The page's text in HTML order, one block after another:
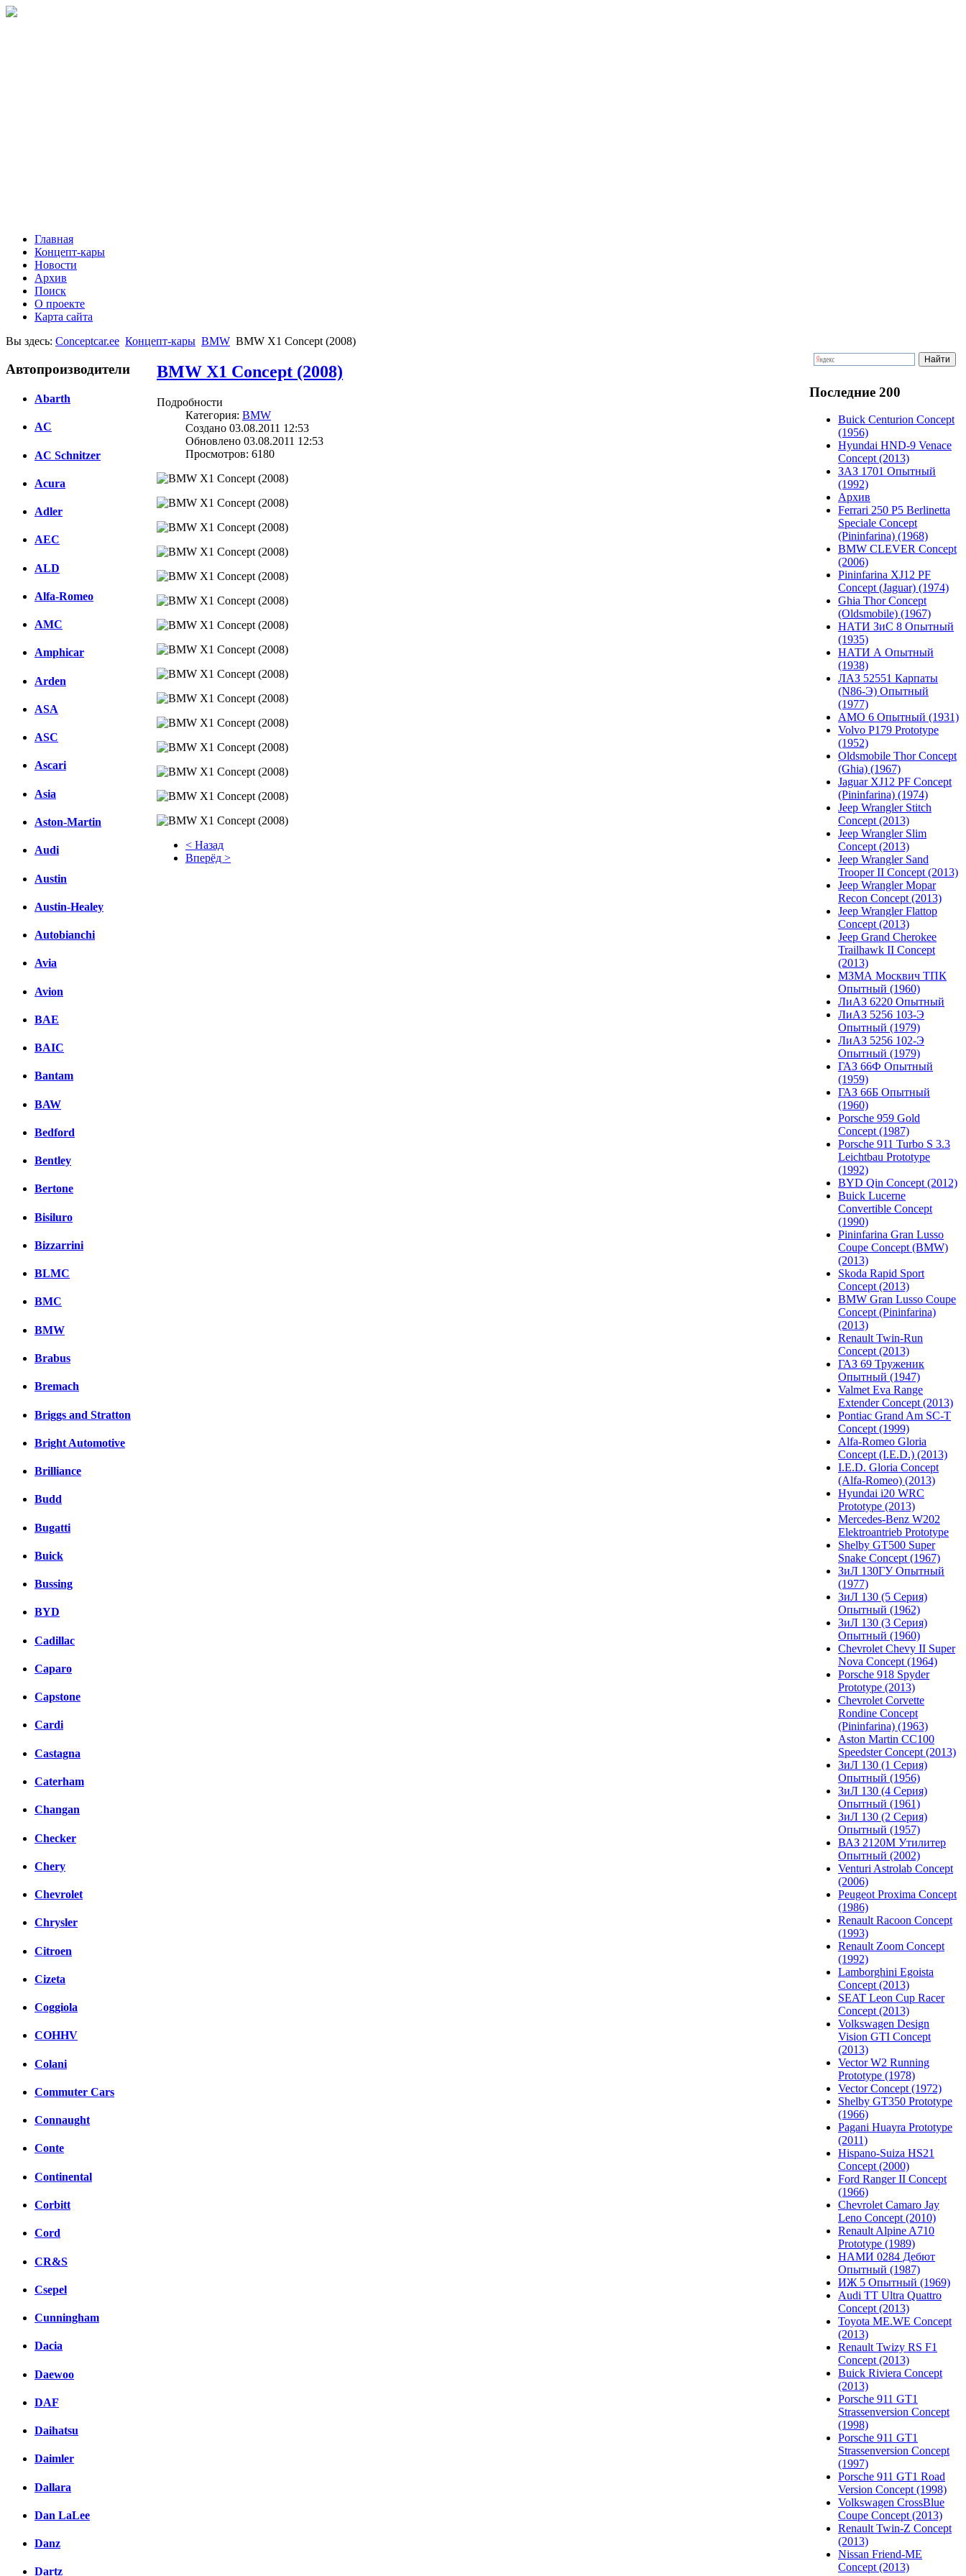
Главная
Концепт-кары
Новости
Архив
Поиск
О проекте
Карта сайта
Вы здесь: Conceptcar.ee Концепт-кары BMW BMW X1 Concept (2008)
Автопроизводители
Abarth
AC
AC Schnitzer
Acura
Adler
AEC
ALD
Alfa-Romeo
AMC
Amphicar
Arden
ASA
ASC
Ascari
Asia
Aston-Martin
Audi
Austin
Austin-Healey
Autobianchi
Avia
Avion
BAE
BAIC
Bantam
BAW
Bedford
Bentley
Bertone
Bisiluro
Bizzarrini
BLMC
BMC
BMW
Brabus
Bremach
Briggs and Stratton
Bright Automotive
Brilliance
Budd
Bugatti
Buick
Bussing
BYD
Cadillac
Caparo
Capstone
Cardi
Castagna
Caterham
Changan
Checker
Chery
Chevrolet
Chrysler
Citroen
Cizeta
Coggiola
COHHV
Colani
Commuter Cars
Connaught
Conte
Continental
Corbitt
Cord
CR&S
Csepel
Cunningham
Dacia
Daewoo
DAF
Daihatsu
Daimler
Dallara
Dan LaLee
Danz
Dartz
BMW X1 Concept (2008)
Подробности
Категория: BMW
Создано 03.08.2011 12:53
Обновлено 03.08.2011 12:53
Просмотров: 6180
< Назад
Вперёд >
Последние 200
Buick Centurion Concept
(1956)
Hyundai HND-9 Venace
Concept (2013)
ЗАЗ 1701 Опытный
(1992)
Архив
Ferrari 250 P5 Berlinetta
Speciale Concept
(Pininfarina) (1968)
BMW CLEVER Concept
(2006)
Pininfarina XJ12 PF
Concept (Jaguar) (1974)
Ghia Thor Concept
(Oldsmobile) (1967)
НАТИ ЗиС 8 Опытный
(1935)
НАТИ А Опытный
(1938)
ЛАЗ 52551 Карпаты
(N86-Э) Опытный
(1977)
АМО 6 Опытный (1931)
Volvo P179 Prototype
(1952)
Oldsmobile Thor Concept
(Ghia) (1967)
Jaguar XJ12 PF Concept
(Pininfarina) (1974)
Jeep Wrangler Stitch
Concept (2013)
Jeep Wrangler Slim
Concept (2013)
Jeep Wrangler Sand
Trooper II Concept (2013)
Jeep Wrangler Mopar
Recon Concept (2013)
Jeep Wrangler Flattop
Concept (2013)
Jeep Grand Cherokee
Trailhawk II Concept
(2013)
МЗМА Москвич ТПК
Опытный (1960)
ЛиАЗ 6220 Опытный
ЛиАЗ 5256 103-Э
Опытный (1979)
ЛиАЗ 5256 102-Э
Опытный (1979)
ГАЗ 66Ф Опытный
(1959)
ГАЗ 66Б Опытный
(1960)
Porsche 959 Gold
Concept (1987)
Porsche 911 Turbo S 3.3
Leichtbau Prototype
(1992)
BYD Qin Concept (2012)
Buick Lucerne
Convertible Concept
(1990)
Pininfarina Gran Lusso
Coupe Concept (BMW)
(2013)
Skoda Rapid Sport
Concept (2013)
BMW Gran Lusso Coupe
Concept (Pininfarina)
(2013)
Renault Twin-Run
Concept (2013)
ГАЗ 69 Труженик
Опытный (1947)
Valmet Eva Range
Extender Concept (2013)
Pontiac Grand Am SC-T
Concept (1999)
Alfa-Romeo Gloria
Concept (I.E.D.) (2013)
I.E.D. Gloria Concept
(Alfa-Romeo) (2013)
Hyundai i20 WRC
Prototype (2013)
Mercedes-Benz W202
Elektroantrieb Prototype
Shelby GT500 Super
Snake Concept (1967)
ЗиЛ 130ГУ Опытный
(1977)
ЗиЛ 130 (5 Серия)
Опытный (1962)
ЗиЛ 130 (3 Серия)
Опытный (1960)
Chevrolet Chevy II Super
Nova Concept (1964)
Porsche 918 Spyder
Prototype (2013)
Chevrolet Corvette
Rondine Concept
(Pininfarina) (1963)
Aston Martin CC100
Speedster Concept (2013)
ЗиЛ 130 (1 Серия)
Опытный (1956)
ЗиЛ 130 (4 Серия)
Опытный (1961)
ЗиЛ 130 (2 Серия)
Опытный (1957)
ВАЗ 2120М Утилитер
Опытный (2002)
Venturi Astrolab Concept
(2006)
Peugeot Proxima Concept
(1986)
Renault Racoon Concept
(1993)
Renault Zoom Concept
(1992)
Lamborghini Egoista
Concept (2013)
SEAT Leon Cup Racer
Concept (2013)
Volkswagen Design
Vision GTI Concept
(2013)
Vector W2 Running
Prototype (1978)
Vector Concept (1972)
Shelby GT350 Prototype
(1966)
Pagani Huayra Prototype
(2011)
Hispano-Suiza HS21
Concept (2000)
Ford Ranger II Concept
(1966)
Chevrolet Camaro Jay
Leno Concept (2010)
Renault Alpine A710
Prototype (1989)
НАМИ 0284 Дебют
Опытный (1987)
ИЖ 5 Опытный (1969)
Audi TT Ultra Quattro
Concept (2013)
Toyota ME.WE Concept
(2013)
Renault Twizy RS F1
Concept (2013)
Buick Riviera Concept
(2013)
Porsche 911 GT1
Strassenversion Concept
(1998)
Porsche 911 GT1
Strassenversion Concept
(1997)
Porsche 911 GT1 Road
Version Concept (1998)
Volkswagen CrossBlue
Coupe Concept (2013)
Renault Twin-Z Concept
(2013)
Nissan Friend-ME
Concept (2013)